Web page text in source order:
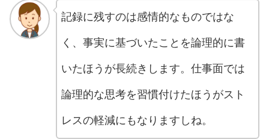
記録に残すのは感情的なものではな
く、事実に基づいたことを論理的に書
いたほうが長続きします。仕事面では
論理的な思考を習慣付けたほうがスト
レスの軽減にもなりますしね。